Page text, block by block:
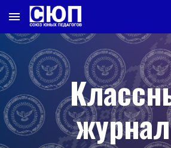
Skip to main content